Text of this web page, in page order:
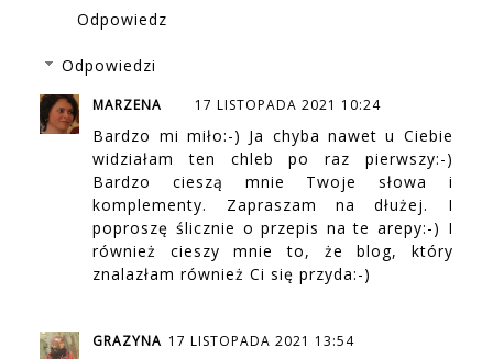
Odpowiedz
Odpowiedzi
MARZENA 17 LISTOPADA 2021 10:24
Bardzo mi miło:-) Ja chyba nawet u Ciebie
widziałam ten chleb po raz pierwszy:-)
Bardzo cieszą mnie Twoje słowa i
komplementy. Zapraszam na dłużej. I
poproszę ślicznie o przepis na te arepy:-) I
również cieszy mnie to, że blog, który
znalazłam również Ci się przyda:-)
GRAZYNA 17 LISTOPADA 2021 13:54